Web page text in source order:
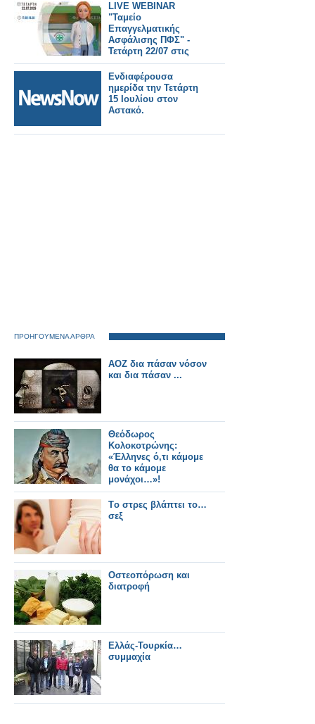
LIVE WEBINAR
"Ταμείο
Επαγγελματικής
Ασφάλισης ΠΦΣ" -
Τετάρτη 22/07 στις
17:00
Ενδιαφέρουσα
ημερίδα την Τετάρτη
15 Ιουλίου στον
Αστακό.
ΠΡΟΗΓΟΥΜΕΝΑ ΑΡΘΡΑ
ΑΟΖ δια πάσαν νόσον
και δια πάσαν ...
Θεόδωρος
Κολοκοτρώνης:
«Έλληνες ό,τι κάμομε
θα το κάμομε
μονάχοι…»!
Tο στρες βλάπτει το…
σεξ
Οστεοπόρωση και
διατροφή
Ελλάς-Τουρκία…
συμμαχία